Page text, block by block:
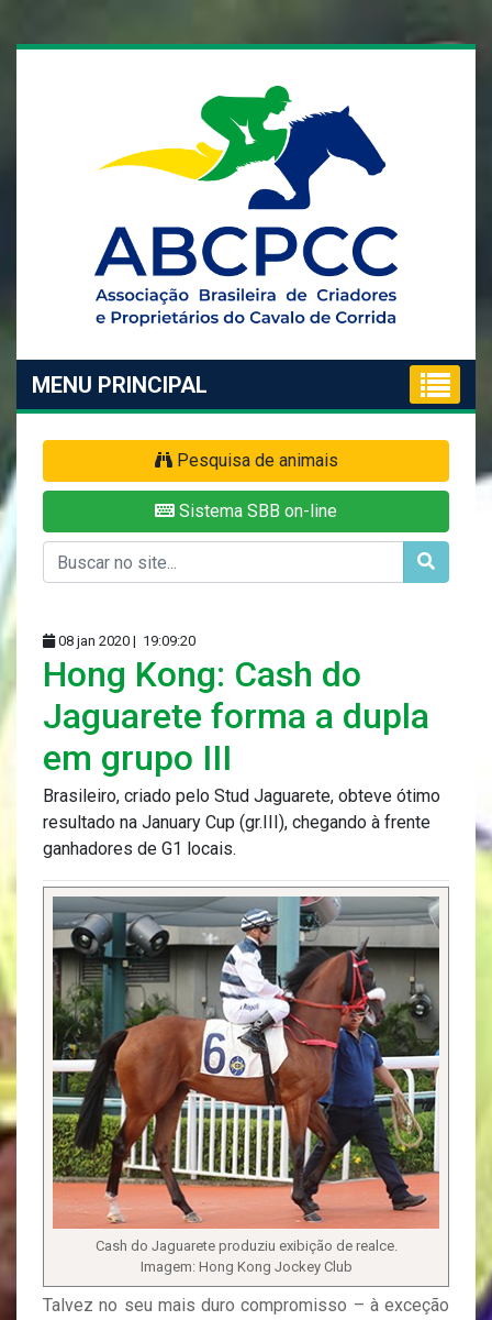
MENU PRINCIPAL
Pesquisa de animais
Sistema SBB on-line
08 jan 2020 | 19:09:20
Hong Kong: Cash do
Jaguarete forma a dupla
em grupo III
Brasileiro, criado pelo Stud Jaguarete, obteve ótimo
resultado na January Cup (gr.III), chegando à frente
ganhadores de G1 locais.
Cash do Jaguarete produziu exibição de realce.
Imagem: Hong Kong Jockey Club
Talvez no seu mais duro compromisso – à exceção